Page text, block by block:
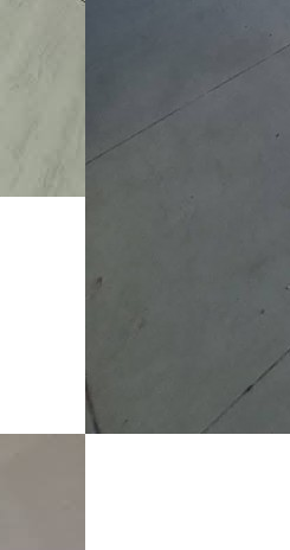
073-7027422